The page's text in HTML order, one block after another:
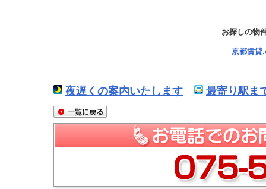
お探しの物
京都賃貸
夜遅くの案内いたします 最寄り駅ま